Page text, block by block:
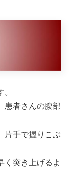
患者さんの腹部
片手で握りこぶ
く突き上げるよ